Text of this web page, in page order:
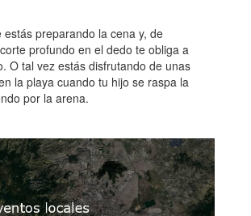
estás preparando la cena y, de
profundo en el dedo te obliga a
O tal vez estás disfrutando de unas
la playa cuando tu hijo se raspa la
por la arena.